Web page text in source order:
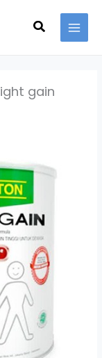
Search
gain